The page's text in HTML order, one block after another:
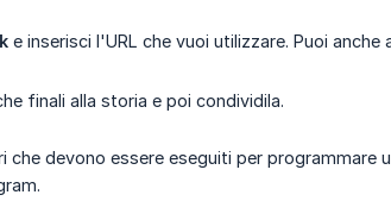
e inserisci l'URL che vuoi utilizzare. Puoi
finali alla storia e poi condividila.
devono essere eseguiti per programmare